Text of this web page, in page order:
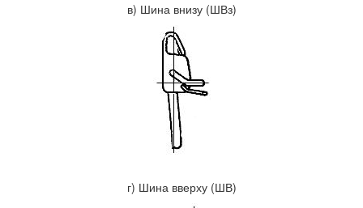
в) Шина внизу (ШВз)
г) Шина вверху (ШВ)